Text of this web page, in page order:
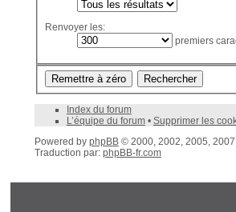
Renvoyer les:
premiers
Index du forum
L’équipe du forum• Supprimer les
Powered by phpBB© 2000, 2002, 2005,
Traduction par: phpBB-fr.com